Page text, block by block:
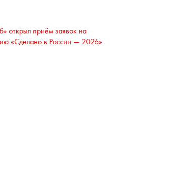
открыл приём заявок на
«Сделано в России — 2026»